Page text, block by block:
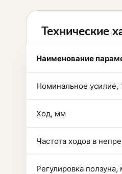
Технические
Наименование
Номинальное усилие,
Ход, мм
Частота ходов в
Регулировка ползуна,